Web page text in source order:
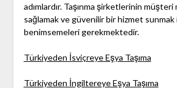
adımlardır. Taşınma şirketlerinin
sağlamak ve güvenilir bir hizmet
benimsemeleri gerekmektedir.
Türkiyeden İsviçreye Eşya Taşıma
Türkiyeden İngiltereye Eşya Taşıma